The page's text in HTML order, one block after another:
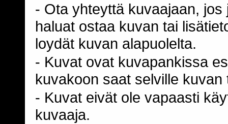
- Ota yhteyttä kuvaajaan,
haluat ostaa kuvan tai
loydät kuvan alapuolelta.
- Kuvat ovat kuvapankissa
kuvakoon saat selville
- Kuvat eivät ole vapaasti
kuvaaja.